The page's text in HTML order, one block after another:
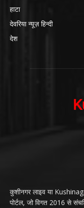
हाटा
देवरिया न्यूज़ हिन्दी
देश
कुशीनगर लाइव या
पोर्टल, जो विगत 2016 से